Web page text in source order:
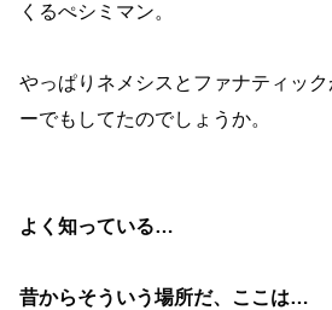
くるぺシミマン。
やっぱりネメシスとファナティッ
ーでもしてたのでしょうか。
よく知っている…
昔からそういう場所だ、ここは…